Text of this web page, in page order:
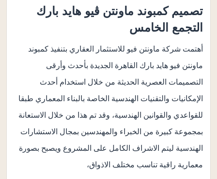
تصميم كمبوند ماونتنڤيو هايد بارك
التجمع الخامس
أهتمت شركة ماونتن فيو للاستثمار العقاري بتنفيذ كمبوند
ماونتن فيو هايد بارك القاهرة الجديدة بأحدث وأرقى
التصميمات العصرية الحديثة من خلال استخدام أحدث
الإمكانيات والتقنيات الهندسية الخاصة بالبناء المعماري طبقا
للقواعدي والقوانين الهندسية، وقد تم هذا من خلال الاستعانة
بمجموعة كبيرة من الخبراء والمهندسين بمجال الاستشارات
الهندسية ليتم الاشراف الكامل على المشروع ويصبح بصورة
معمارية راقية تناسب مختلف الاذواق،